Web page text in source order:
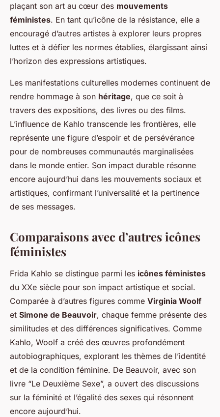
plaçant son art au cœur des mouvements
féministes. En tant qu’icône de la résistance, elle a
encouragé d’autres artistes à explorer leurs propres
luttes et à défier les normes établies, élargissant ainsi
l’horizon des expressions artistiques.
Les manifestations culturelles modernes continuent de
rendre hommage à son héritage, que ce soit à
travers des expositions, des livres ou des films.
L’influence de Kahlo transcende les frontières, elle
représente une figure d’espoir et de persévérance
pour de nombreuses communautés marginalisées
dans le monde entier. Son impact durable résonne
encore aujourd’hui dans les mouvements sociaux et
artistiques, confirmant l’universalité et la pertinence
de ses messages.
Comparaisons avec d’autres icônes
féministes
Frida Kahlo se distingue parmi les icônes féministes
du XXe siècle pour son impact artistique et social.
Comparée à d’autres figures comme Virginia Woolf
et Simone de Beauvoir, chaque femme présente des
similitudes et des différences significatives. Comme
Kahlo, Woolf a créé des œuvres profondément
autobiographiques, explorant les thèmes de l’identité
et de la condition féminine. De Beauvoir, avec son
livre “Le Deuxième Sexe”, a ouvert des discussions
sur la féminité et l’égalité des sexes qui résonnent
encore aujourd’hui.